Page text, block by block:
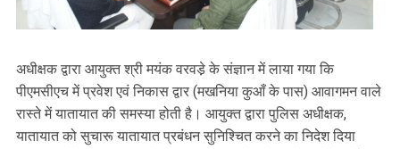
अधीक्षक द्वारा आयुक्त श्री मयंक वरवडे़ के संज्ञान में लाया गया कि
पीएमसीएच में प्रवेश एवं निकास द्वार (मखनिया कुआँ के पास) आवागमन वाले
रास्ते में यातायात की समस्या होती है। आयुक्त द्वारा पुलिस अधीक्षक,
यातायात को सुचारू यातायात प्रबंधन सुनिश्चित करने का निदेश दिया